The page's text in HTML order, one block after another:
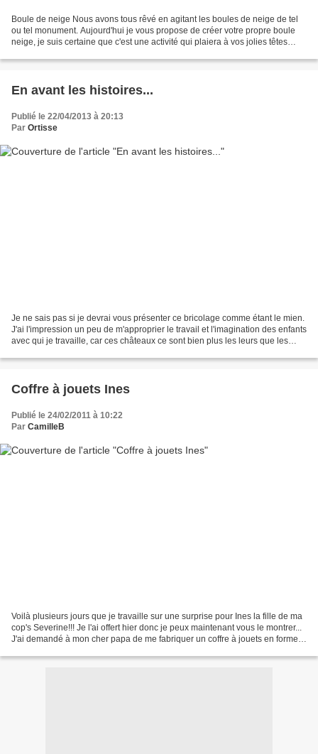
Boule de neige Nous avons tous rêvé en agitant les boules de neige de tel
ou tel monument. Aujourd'hui je vous propose de créer votre propre boule
neige, je suis certaine que c'est une activité qui plaiera à vos jolies têtes
En avant les histoires...
Publié le 22/04/2013 à 20:13
Par Ortisse
Je ne sais pas si je devrai vous présenter ce bricolage comme étant le mien.
J'ai l'impression un peu de m'approprier le travail et l'imagination des enfants
avec qui je travaille, car ces châteaux ce sont bien plus les leurs que les
Coffre à jouets Ines
Publié le 24/02/2011 à 10:22
Par CamilleB
Voilà plusieurs jours que je travaille sur une surprise pour Ines la fille de ma
cop's Severine!!! Je l'ai offert hier donc je peux maintenant vous le montrer...
J'ai demandé à mon cher papa de me fabriquer un coffre à jouets en forme